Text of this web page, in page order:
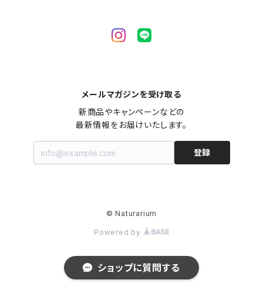
メールマガジンを受け取る
新商品やキャンペーンなどの
最新情報をお届けいたします。
登録
© Naturarium
Powered by
ショップに質問する